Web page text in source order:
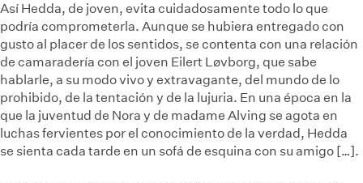
Así Hedda, de joven, evita cuidadosamente todo lo que
podría comprometerla. Aunque se hubiera entregado con
gusto al placer de los sentidos, se contenta con una relación
de camaradería con el joven Eilert Løvborg, que sabe
hablarle, a su modo vivo y extravagante, del mundo de lo
prohibido, de la tentación y de la lujuria. En una época en la
que la juventud de Nora y de madame Alving se agota en
luchas fervientes por el conocimiento de la verdad, Hedda
se sienta cada tarde en un sofá de esquina con su amigo […].